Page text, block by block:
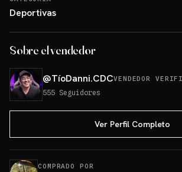
Deportivas
Sobre el vendedor
@TíoDanni.CDCVENDEDOR
555 Seguidores
Ver Perfil Completo
COMPRADO POR